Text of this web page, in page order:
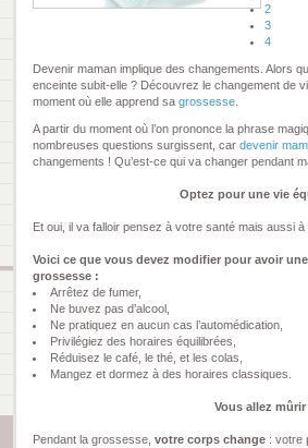
2
3
4
Devenir maman implique des changements. Alors
enceinte subit-elle ? Découvrez le changement de
moment où elle apprend sa grossesse
A partir du moment où l’on prononce la phrase
nombreuses questions surgissent, car devenir
changements ! Qu’est-ce qui va changer pendant
Optez pour une vie
Et oui, il va falloir pensez à votre santé mais aussi
Voici ce que vous devez modifier pour avoir
grossesse :
Arrêtez de fumer,
Ne buvez pas d’alcool,
Ne pratiquez en aucun cas l’automédication,
Privilégiez des horaires équilibrées,
Réduisez le café, le thé, et les colas,
Mangez et dormez à des horaires classiques.
Vous allez
Pendant la grossesse, votre corps change : votre